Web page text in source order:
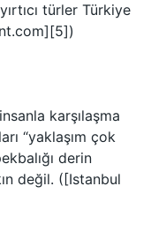
türler Türkiye
karşılaşma
“yaklaşım çok
derin
değil. ([Istanbul